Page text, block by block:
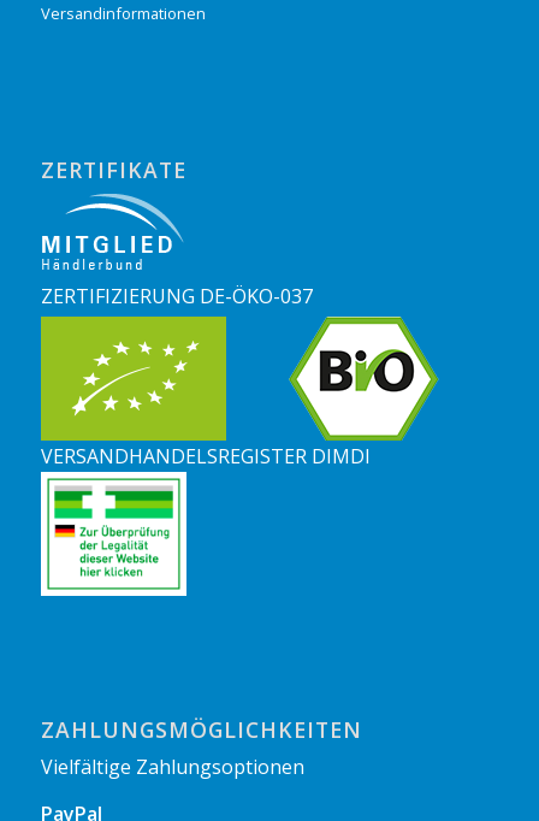
Versandinformationen
ZERTIFIKATE
ZERTIFIZIERUNG DE-ÖKO-037
VERSANDHANDELSREGISTER DIMDI
ZAHLUNGSMÖGLICHKEITEN
Vielfältige Zahlungsoptionen
PayPal